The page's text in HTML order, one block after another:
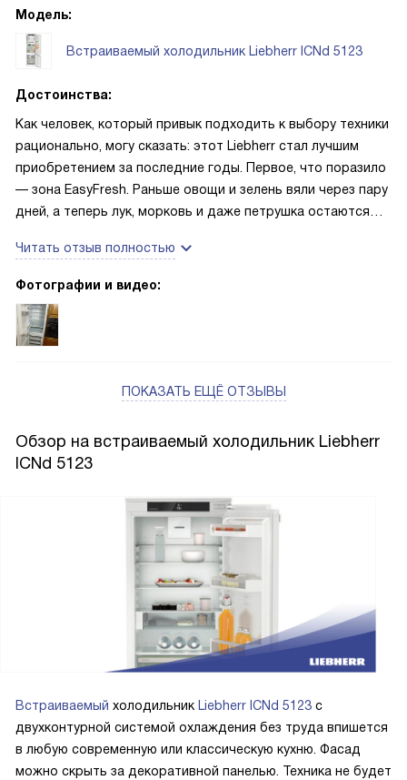
Модель:
Встраиваемый холодильник Liebherr ICNd 5123
Достоинства:
Как человек, который привык подходить к выбору техники
рационально, могу сказать: этот Liebherr стал лучшим
приобретением за последние годы. Первое, что поразило
— зона EasyFresh. Раньше овощи и зелень вяли через пару
дней, а теперь лук, морковь и даже петрушка остаются
человека, который закупается на неделю вперёд, это
огромный плюс. Второй козырь — система управления
перед отъездом активировал режим HolidayMode прямо
из приложения — холодильник перешёл в
работать штатно. Вернулся — всё в порядке, даже
SoftSystem: жена перестала ругаться, что я «хлопаю
дверцами» — теперь они закрываются плавно и
бесшумно. Светодиодная подсветка равномерно
освещает всё пространство, никаких тёмных углов. А
когда собрались на дачу с друзьями, функция PartyMode
за 30 минут охладила пару бутылок шампанского до
идеальной температуры — гости были в восторге.
Читать отзыв полностью
Фотографии и видео:
ПОКАЗАТЬ ЕЩЁ ОТЗЫВЫ
Обзор на встраиваемый холодильник Liebherr
ICNd 5123
Встраиваемый холодильник Liebherr ICNd 5123 с
двухконтурной системой охлаждения без труда впишется
в любую современную или классическую кухню. Фасад
можно скрыть за декоративной панелью. Техника не будет